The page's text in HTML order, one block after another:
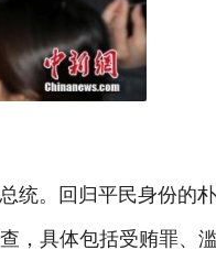
统。回归平民身份的
，具体包括受贿罪、滥